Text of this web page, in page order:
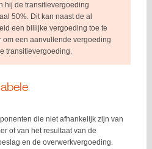
hij de transitievergoeding
50%. Dit kan naast de al
een billijke vergoeding toe te
om een aanvullende vergoeding
transitievergoeding.
die niet afhankelijk zijn van
of van het resultaat van de
en de overwerkvergoeding.